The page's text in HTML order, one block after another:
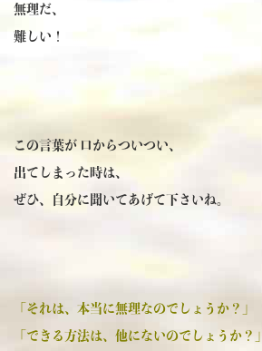
無理だ、
難しい！
この言葉が 口からついつい、
出てしまった時は、
ぜひ、自分に聞いてあげて下さいね。
「それは、本当に無理なのでしょうか？」
「できる方法は、他にないのでしょうか？」